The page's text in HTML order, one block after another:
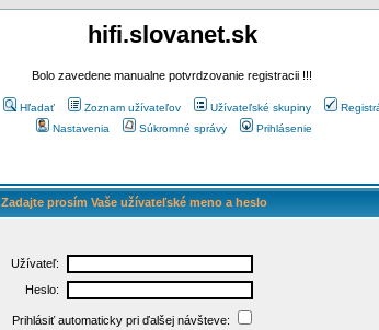
hifi.slovanet.sk
Bolo zavedene manualne potvrdzovanie registracii !!!
Hľadať Zoznam užívateľov Užívateľské skupiny
Nastavenia
Súkromné správy Prihlásenie
Zadajte prosím Vaše užívateľské meno a heslo
Užívateľ:
Heslo:
Prihlásiť automaticky pri ďalšej návšteve: